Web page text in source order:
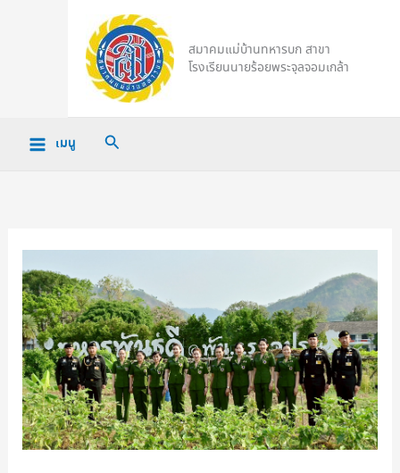
สมาคมแม่บ้านทหารบก สาขา
โรงเรียนนายร้อยพระจุลจอมเกล้า
เมนู Search